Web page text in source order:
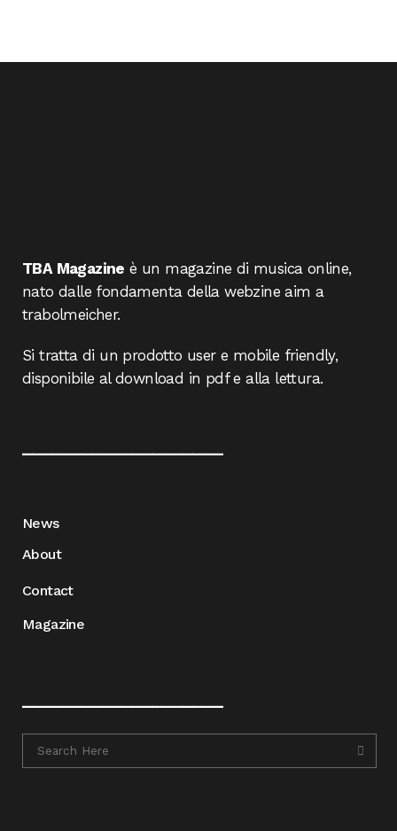
TBA Magazine è un magazine di musica online,
nato dalle fondamenta della webzine aim a
trabolmeicher.
Si tratta di un prodotto user e mobile friendly,
disponibile al download in pdf e alla lettura.
News
About
Contact
Magazine